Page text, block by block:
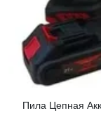
Пила Цепная